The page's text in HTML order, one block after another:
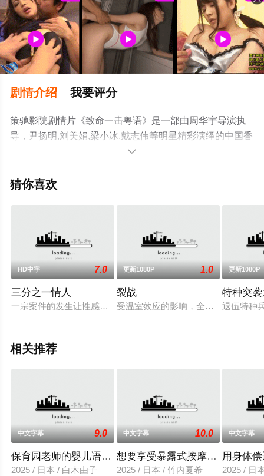
剧情介绍 我要评分
策驰影院剧情片《致命一击粤语》是一部由周华宇导演执
导，尹扬明,刘美娟,梁小冰,戴志伟等明星精彩演绎的中国香
港电影，手机免费观看高清无删减完整版电影大全就上策
情网等平台了解。

猜你喜欢
HD中字 7.0
三分之一情人
一宗案件的发生让性感美丽的梦娜（村上丽奈 饰）邂逅了探员
更新1080P 1.0
裂战
受温室效应的影响，全球各地极端自
更新1080P
特种突
退伍特种
相关推荐
中文字幕 9.0
保育园老师的婴儿语让人超兴奋
2025 / 日本 / 白木由子
中文字幕 10.0
想要享受暴露式按摩的已婚女子
2025 / 日本 / 竹内夏希
中文字幕
用身体
2025 / 日